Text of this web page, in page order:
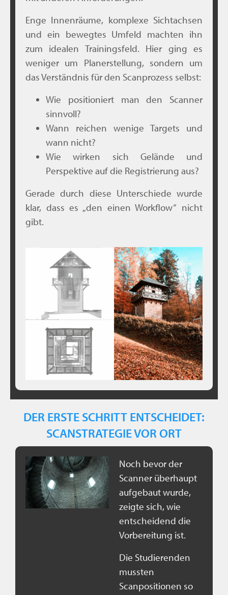
Enge Innenräume, komplexe Sichtachsen
und ein bewegtes Umfeld machten ihn
zum idealen Trainingsfeld. Hier ging es
weniger um Planerstellung, sondern um
das Verständnis für den Scanprozess selbst:
Wie positioniert man den Scanner
sinnvoll?
Wann reichen wenige Targets und
wann nicht?
Wie wirken sich Gelände und
Perspektive auf die Registrierung aus?
Gerade durch diese Unterschiede wurde
klar, dass es „den einen Workflow“ nicht
gibt.
DER ERSTE SCHRITT ENTSCHEIDET:
SCANSTRATEGIE VOR ORT
Noch bevor der
Scanner überhaupt
aufgebaut wurde,
zeigte sich, wie
entscheidend die
Vorbereitung ist.
Die Studierenden
mussten
Scanpositionen so